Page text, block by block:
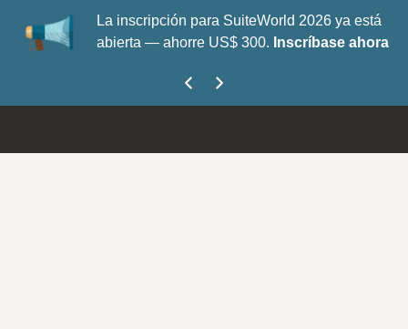
La inscripción para SuiteWorld 2026 ya está
abierta — ahorre US$ 300. Inscríbase ahora